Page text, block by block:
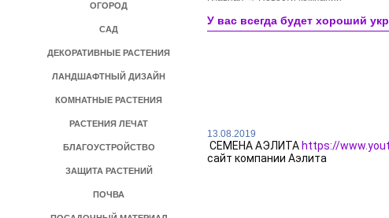
ОГОРОД
САД
ДЕКОРАТИВНЫЕ РАСТЕНИЯ
ЛАНДШАФТНЫЙ ДИЗАЙН
КОМНАТНЫЕ РАСТЕНИЯ
РАСТЕНИЯ ЛЕЧАТ
БЛАГОУСТРОЙСТВО
ЗАЩИТА РАСТЕНИЙ
ПОЧВА
У вас всегда будет хороший
>13.08.2019
СЕМЕНА АЭЛИТА https://
сайт компании Аэлита